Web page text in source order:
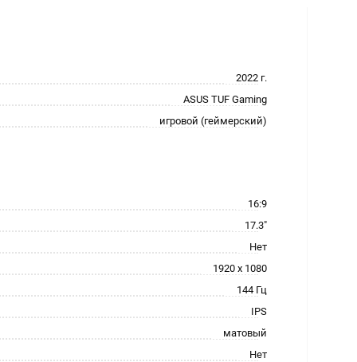
2022 г.
ASUS TUF Gaming
игровой (геймерский)
16:9
17.3"
Нет
1920 x 1080
144 Гц
IPS
матовый
Нет